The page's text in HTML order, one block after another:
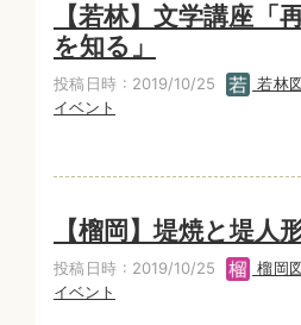
【若林】文学講座「
を知る」
投稿日時 : 2019/10/25 若林
イベント
【榴岡】堤焼と堤人
投稿日時 : 2019/10/25 榴岡
イベント